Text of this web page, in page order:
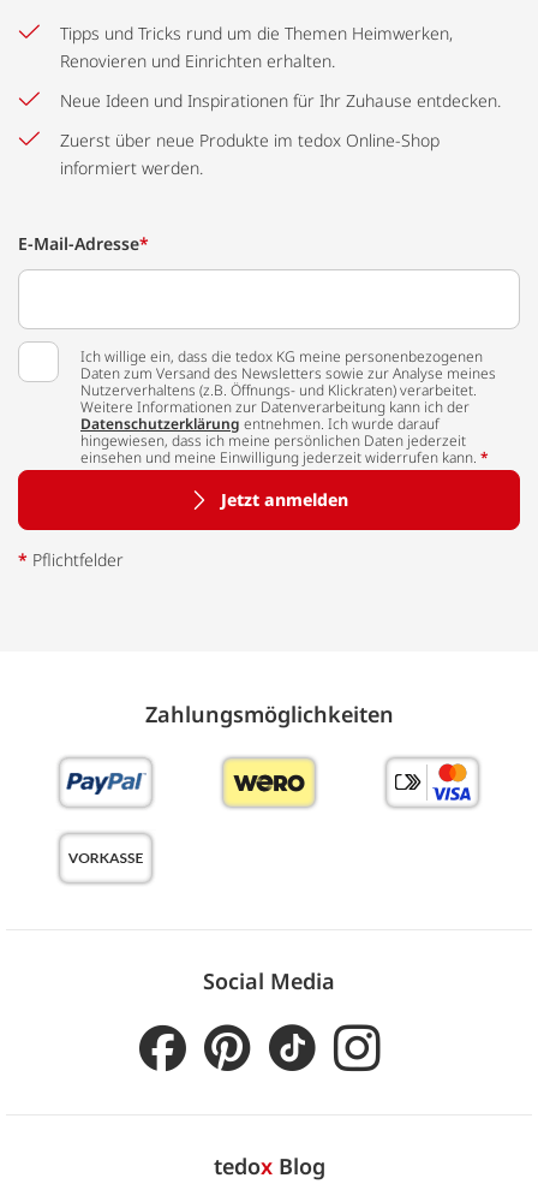
Tipps und Tricks rund um die Themen Heimwerken,
Renovieren und Einrichten erhalten.
Neue Ideen und Inspirationen für Ihr Zuhause entdecken.
Zuerst über neue Produkte im tedox Online-Shop
informiert werden.
E-Mail-Adresse*
Ich willige ein, dass die tedox KG meine personenbezogenen
Daten zum Versand des Newsletters sowie zur Analyse meines
Nutzerverhaltens (z.B. Öffnungs- und Klickraten) verarbeitet.
Weitere Informationen zur Datenverarbeitung kann ich der
Datenschutzerklärung entnehmen. Ich wurde darauf
hingewiesen, dass ich meine persönlichen Daten jederzeit
einsehen und meine Einwilligung jederzeit widerrufen kann. *
Jetzt anmelden
* Pflichtfelder
Zahlungs­möglich­keiten
Social Media
tedoxBlog